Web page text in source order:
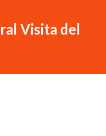
Visita del